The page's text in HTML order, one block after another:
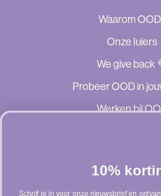
Waarom
Onze luiers
We give back
Probeer OOD in
Werken bij
10%
Schrijf je in voor onze nieuwsbrief en